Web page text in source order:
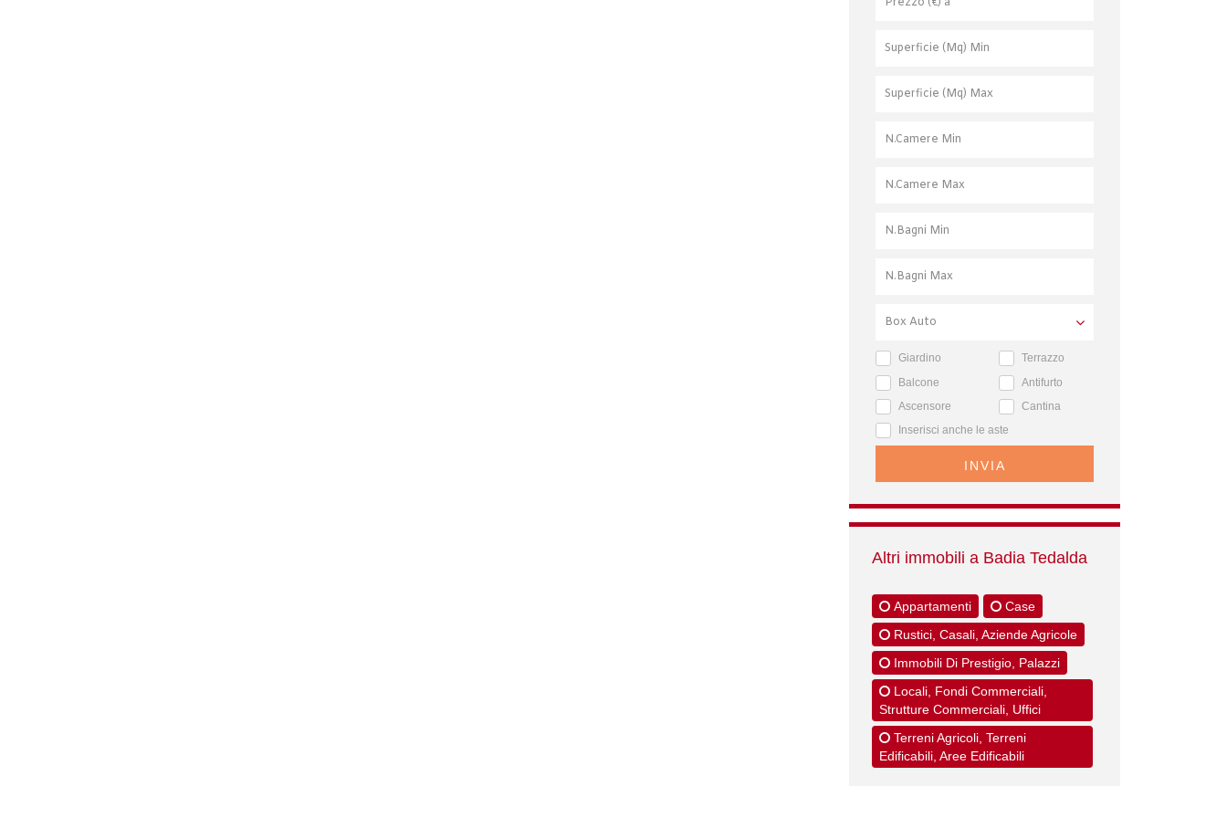
Giardino
Terrazzo
Balcone
Antifurto
Ascensore
Cantina
Inserisci anche le aste
INVIA
Altri immobili a Badia Tedalda
Appartamenti
Case
Rustici, Casali, Aziende Agricole
Immobili Di Prestigio, Palazzi
Locali, Fondi Commerciali,
Strutture Commerciali, Uffici
Terreni Agricoli, Terreni
Edificabili, Aree Edificabili